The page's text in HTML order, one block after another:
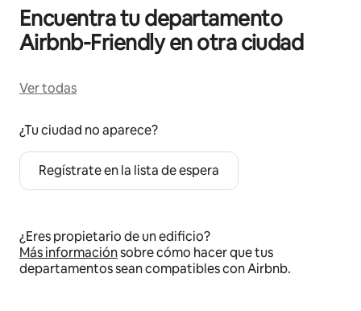
Encuentra tu departamento
Airbnb-Friendly en otra ciudad
Ver todas
¿Tu ciudad no aparece?
Regístrate en la lista de espera
¿Eres propietario de un edificio?
Más informaciónsobre cómo hacer que tus
departamentos sean compatibles con Airbnb.